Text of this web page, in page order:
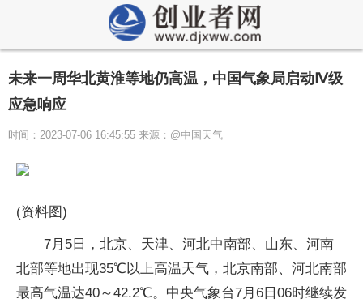
未来一周华北黄淮等地仍高温，中国气象局启动Ⅳ级
应急响应
时间：2023-07-06 16:45:55 来源：@中国天气
(资料图)
7月5日，北京、天津、河北中南部、山东、河南
北部等地出现35℃以上高温天气，北京南部、河北南部
最高气温达40～42.2℃。中央气象台7月6日06时继续发